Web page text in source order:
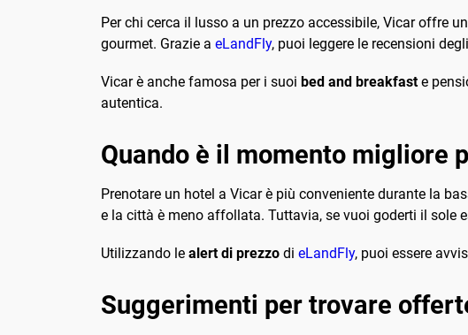
Per chi cerca il lusso a un prezzo accessibile, Vicar offre
gourmet. Grazie a eLandFly, puoi leggere le recensioni
Vicar è anche famosa per i suoi bed and breakfaste
autentica.
Quando è il momento migliore
Prenotare un hotel a Vicar è più conveniente durante la
e la città è meno affollata. Tuttavia, se vuoi goderti il sole
Utilizzando le alert di prezzo di eLandFly, puoi essere
Suggerimenti per trovare